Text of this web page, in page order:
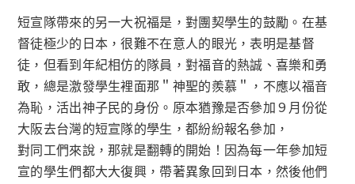
短宣隊帶來的另一大祝福是，對團契學生的鼓勵。在基
督徒極少的日本，很難不在意人的眼光，表明是基督
徒，但看到年紀相仿的隊員，對福音的熱誠、喜樂和勇
敢，總是激發學生裡面那＂神聖的羨慕＂，不應以福音
為恥，活出神子民的身份。原本猶豫是否參加９月份從
大阪去台灣的短宣隊的學生，都紛紛報名參加，
對同工們來說，那就是翻轉的開始！因為每一年參加短
宣的學生們都大大復興，帶著異象回到日本，然後他們